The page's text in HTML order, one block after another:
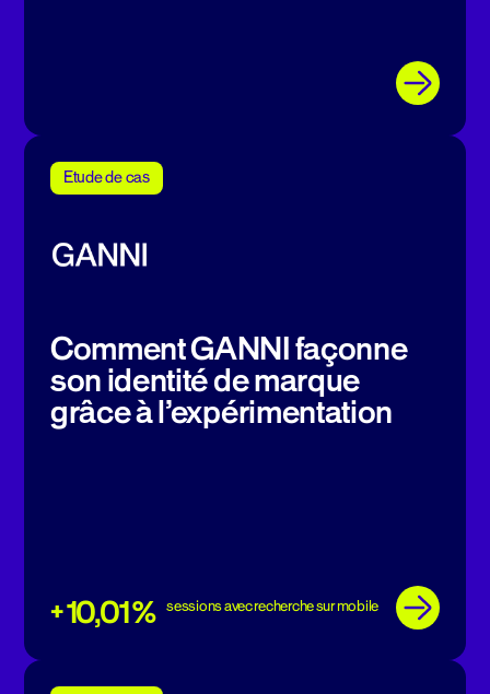
Etude de cas
Comment GANNI façonne
son identité de marque
grâce à l’expérimentation
+ 10,01 % sessions avec recherche sur mobile